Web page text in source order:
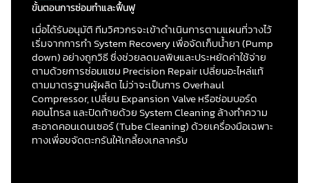
ขั้นตอนการซ่อมทำและฟื้นฟู
เมื่อได้รับอนุมัติ ทีมวิศวกรจะเข้าดำเนินการตามแผนที่วางไว้
เริ่มจากการทำ System Recovery เพื่อจัดเก็บน้ำยา (Pump
down) อย่างถูกวิธี ซึ่งช่วยลดมลพิษและประหยัดค่าใช้จ่าย
ตามด้วยการซ่อมแซม Precision Repair เปลี่ยนอะไหล่แท้
ตามมาตรฐานผู้ผลิต ไม่ว่าจะเป็นการ Overhaul
Compressor, เปลี่ยน Expansion Valve หรือซ่อมบอร์ด
คอนโทรล และปิดท้ายด้วย System Cleaning ล้างทำความ
สะอาดคอนเดนเซอร์ (Tube Cleaning) ด้วยเครื่องมือเฉพาะ
ทางเพื่อขจัดตะกรันให้เกลี้ยงเกลาครับ